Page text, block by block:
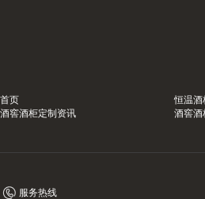
首页 恒温酒
酒窖酒柜定制资讯
酒窖酒
服务热线